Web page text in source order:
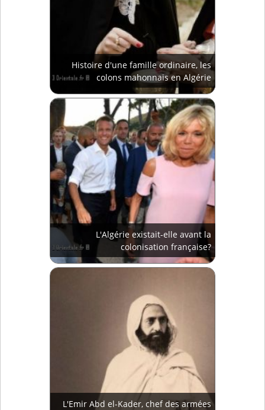
Histoire d'une famille ordinaire, les
colons mahonnais en Algérie
L'Algérie existait-elle avant la
colonisation française?
L'Emir Abd el-Kader, chef des armées